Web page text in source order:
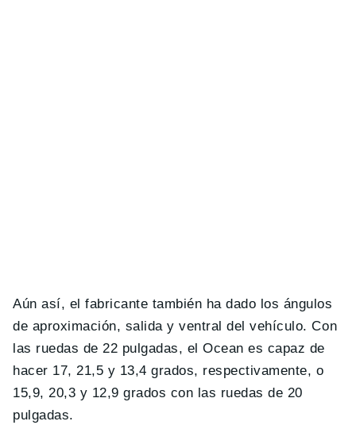
Aún así, el fabricante también ha dado los ángulos
de aproximación, salida y ventral del vehículo. Con
las ruedas de 22 pulgadas, el Ocean es capaz de
hacer 17, 21,5 y 13,4 grados, respectivamente, o
15,9, 20,3 y 12,9 grados con las ruedas de 20
pulgadas.